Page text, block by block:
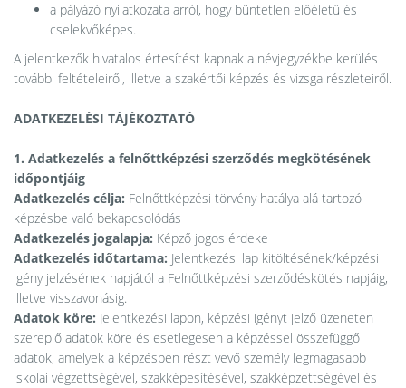
a pályázó nyilatkozata arról, hogy büntetlen előéletű és
cselekvőképes.
A jelentkezők hivatalos értesítést kapnak a névjegyzékbe kerülés
további feltételeiről, illetve a szakértői képzés és vizsga részleteiről.
ADATKEZELÉSI TÁJÉKOZTATÓ
1. Adatkezelés a felnőttképzési szerződés megkötésének
időpontjáig
Adatkezelés célja: Felnőttképzési törvény hatálya alá tartozó
képzésbe való bekapcsolódás
Adatkezelés jogalapja: Képző jogos érdeke
Adatkezelés időtartama: Jelentkezési lap kitöltésének/képzési
igény jelzésének napjától a Felnőttképzési szerződéskötés napjáig,
illetve visszavonásig.
Adatok köre: Jelentkezési lapon, képzési igényt jelző üzeneten
szereplő adatok köre és esetlegesen a képzéssel összefüggő
adatok, amelyek a képzésben részt vevő személy legmagasabb
iskolai végzettségével, szakképesítésével, szakképzettségével és